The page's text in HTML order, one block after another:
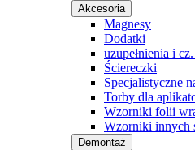
Akcesoria
Magnesy
Dodatki
uzupełnienia i
Ściereczki
Specjalistyczne
Torby dla
Wzorniki folii
Wzorniki innych
Demontaż